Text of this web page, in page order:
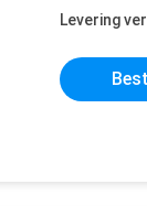
Levering